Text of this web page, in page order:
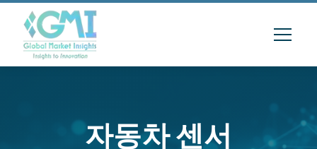
자동차 센서